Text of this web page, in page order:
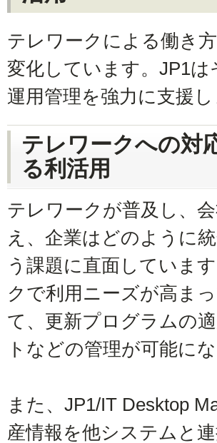
テレワークによる働き
変化しています。JP1
運用管理を強力に支援し
テレワークへの対
る利活用
テレワークが普及し、
え、企業はどのように
う課題に直面していま
クで利用ニーズが高ま
て、更新プログラムの
トなどの管理が可能に
また、JP1/IT Desktop
産情報を他システムと